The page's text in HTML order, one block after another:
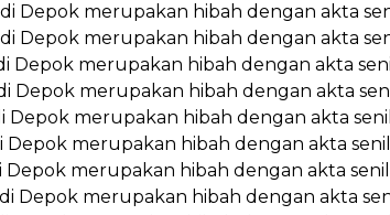
Depok merupakan hibah dengan akta
Depok merupakan hibah dengan akta
Depok merupakan hibah dengan akta
Depok merupakan hibah dengan akta
Depok merupakan hibah dengan akta
Depok merupakan hibah dengan akta
Depok merupakan hibah dengan akta
Depok merupakan hibah dengan akta